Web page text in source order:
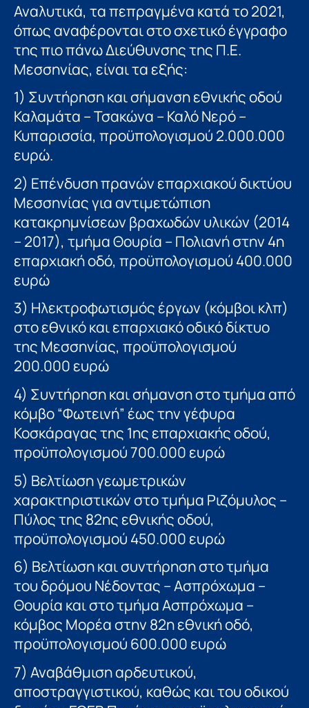
Αναλυτικά, τα πεπραγμένα κατά το 2021,
όπως αναφέρονται στο σχετικό έγγραφο
της πιο πάνω Διεύθυνσης της Π.Ε.
Μεσσηνίας, είναι τα εξής:
1) Συντήρηση και σήμανση εθνικής οδού
Καλαμάτα – Τσακώνα – Καλό Νερό –
Κυπαρισσία, προϋπολογισμού 2.000.000
ευρώ.
2) Επένδυση πρανών επαρχιακού δικτύου
Μεσσηνίας για αντιμετώπιση
κατακρημνίσεων βραχωδών υλικών (2014
– 2017), τμήμα Θουρία – Πολιανή στην 4η
επαρχιακή οδό, προϋπολογισμού 400.000
ευρώ
3) Ηλεκτροφωτισμός έργων (κόμβοι κλπ)
στο εθνικό και επαρχιακό οδικό δίκτυο
της Μεσσηνίας, προϋπολογισμού
200.000 ευρώ
4) Συντήρηση και σήμανση στο τμήμα από
κόμβο “Φωτεινή” έως την γέφυρα
Κοσκάραγας της 1ης επαρχιακής οδού,
προϋπολογισμού 700.000 ευρώ
5) Βελτίωση γεωμετρικών
χαρακτηριστικών στο τμήμα Ριζόμυλος –
Πύλος της 82ης εθνικής οδού,
προϋπολογισμού 450.000 ευρώ
6) Βελτίωση και συντήρηση στο τμήμα
του δρόμου Νέδοντας – Ασπρόχωμα –
Θουρία και στο τμήμα Ασπρόχωμα –
κόμβος Μορέα στην 82η εθνική οδό,
προϋπολογισμού 600.000 ευρώ
7) Αναβάθμιση αρδευτικού,
αποστραγγιστικού, καθώς και του οδικού